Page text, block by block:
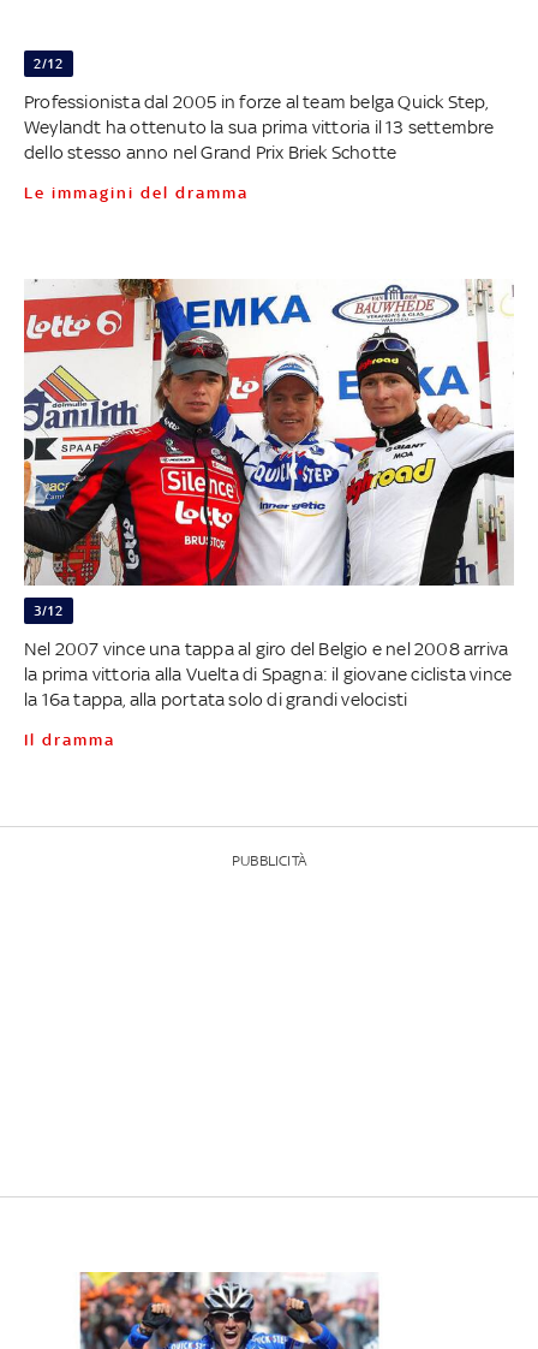
2/12
Professionista dal 2005 in forze al team belga Quick Step,
Weylandt ha ottenuto la sua prima vittoria il 13 settembre
dello stesso anno nel Grand Prix Briek Schotte
Le immagini del dramma
3/12
Nel 2007 vince una tappa al giro del Belgio e nel 2008 arriva
la prima vittoria alla Vuelta di Spagna: il giovane ciclista vince
la 16a tappa, alla portata solo di grandi velocisti
Il dramma
PUBBLICITÀ